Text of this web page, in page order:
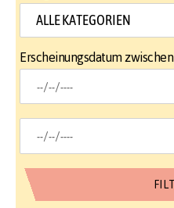
Erscheinungsdatum zwischen